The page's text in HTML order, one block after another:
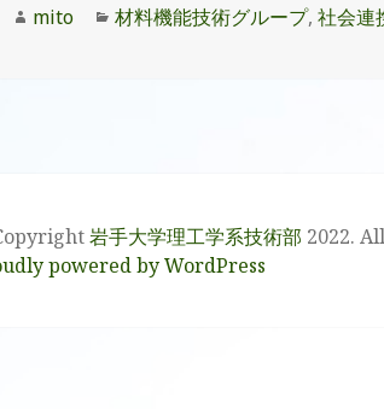
作
mito
カ
材料機能技術グループ,社会連
岩手大学理工学系技術部 2022.
powered by WordPress